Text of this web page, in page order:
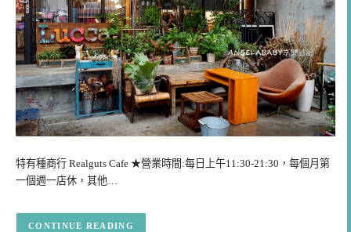
特有種商行 Realguts Cafe ★營業時間:每日上午11:30-21:30，每個月第
一個週一店休，其他…
CONTINUE READING